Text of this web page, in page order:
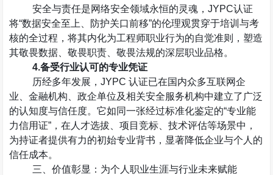
安全与责任是网络安全领域永恒的灵魂， JYPC认证
将“数据安全至上、防护关口前移”的伦理观贯穿于培训与考
核的全过程，将其内化为工程师职业行为的自觉准则，塑造
其敬畏数据、敬畏职责、敬畏法规的深层职业品格。
4.备受行业认可的专业凭证
历经多年发展， JYPC 认证已在国内众多互联网企
业、金融机构、政企单位及相关安全服务机构中建立了广泛
的认知度与信任度。它如同一张经过标准化鉴定的“专业能
力信用证” ，在人才选拔、项目竞标、技术评估等场景中，
为持证者提供有力的初始专业背书，显著降低企业与个人的
信任成本。
三、价值彰显：为个人职业生涯与行业未来赋能